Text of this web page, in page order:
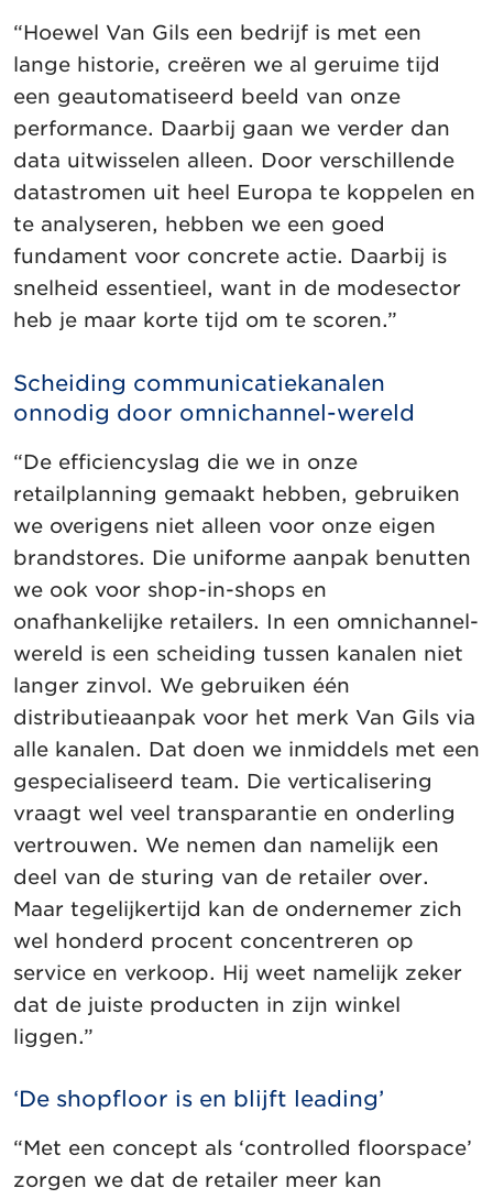
“Hoewel Van Gils een bedrijf is met een
lange historie, creëren we al geruime tijd
een geautomatiseerd beeld van onze
performance. Daarbij gaan we verder dan
data uitwisselen alleen. Door verschillende
datastromen uit heel Europa te koppelen en
te analyseren, hebben we een goed
fundament voor concrete actie. Daarbij is
snelheid essentieel, want in de modesector
heb je maar korte tijd om te scoren.”
Scheiding communicatiekanalen
onnodig door omnichannel-wereld
“De efficiencyslag die we in onze
retailplanning gemaakt hebben, gebruiken
we overigens niet alleen voor onze eigen
brandstores. Die uniforme aanpak benutten
we ook voor shop-in-shops en
onafhankelijke retailers. In een omnichannel-
wereld is een scheiding tussen kanalen niet
langer zinvol. We gebruiken één
distributieaanpak voor het merk Van Gils via
alle kanalen. Dat doen we inmiddels met een
gespecialiseerd team. Die verticalisering
vraagt wel veel transparantie en onderling
vertrouwen. We nemen dan namelijk een
deel van de sturing van de retailer over.
Maar tegelijkertijd kan de ondernemer zich
wel honderd procent concentreren op
service en verkoop. Hij weet namelijk zeker
dat de juiste producten in zijn winkel
liggen.”
‘De shopfloor is en blijft leading’
“Met een concept als ‘controlled floorspace’
zorgen we dat de retailer meer kan